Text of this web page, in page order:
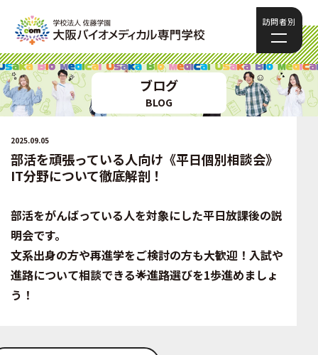
訪問者別
ブログ
BLOG
2025.09.05
部活を頑張っている人向け《平日個別相談会》
IT分野について徹底解剖！
部活をがんばっている人を対象にした平日放課後の説
明会です。
文系出身の方や再進学をご検討の方も大歓迎！入試や
進路について相談できる🌟進路選びを1歩進めましょ
う！